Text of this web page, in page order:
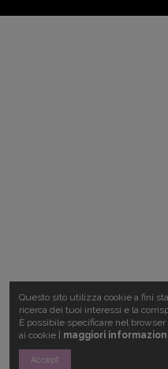
Questo sito utilizza cookie a fini
ricerca dei tuoi interessi e la
È possibile specificare nel
ai cookie | maggiori
Accept